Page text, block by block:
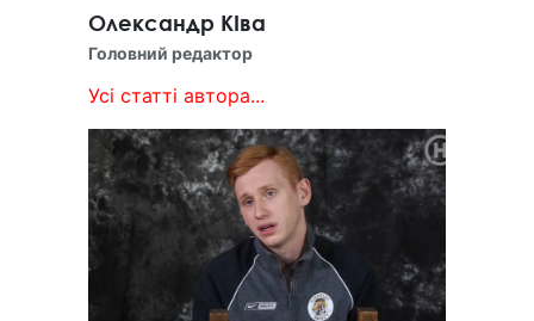
Олександр КІва
Головний редактор
Усі статті автора...